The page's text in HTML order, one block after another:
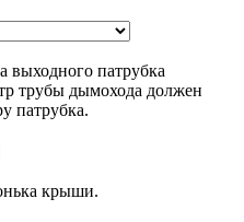
выходного патрубка
трубы дымохода должен
патрубка.
крыши.